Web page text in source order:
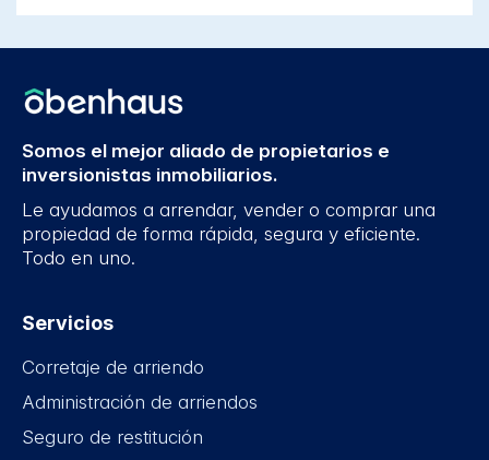
Somos el mejor aliado de propietarios e
inversionistas inmobiliarios.
Le ayudamos a arrendar, vender o comprar una
propiedad de forma rápida, segura y eficiente.
Todo en uno.
Servicios
Corretaje de arriendo
Administración de arriendos
Seguro de restitución